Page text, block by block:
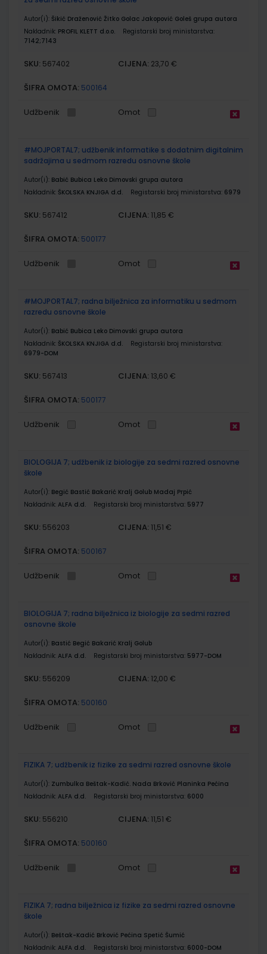
Autor(i): Šikić Draženović Žitko Golac Jakopović Goleš grupa autora
Nakladnik: PROFIL KLETT d.o.o.
Registarski broj ministarstva:
7142;7143
SKU: 567402 CIJENA: 23,70 €
ŠIFRA OMOTA: 500164
Udžbenik Omot
#MOJPORTAL7; udžbenik informatike s dodatnim digitalnim
sadržajima u sedmom razredu osnovne škole
Autor(i): Babić Bubica Leko Dimovski grupa autora
Nakladnik: ŠKOLSKA KNJIGA d.d. Registarski broj ministarstva: 6979
SKU: 567412 CIJENA: 11,85 €
ŠIFRA OMOTA: 500177
Udžbenik Omot
#MOJPORTAL7; radna bilježnica za informatiku u sedmom
razredu osnovne škole
Autor(i): Babić Bubica Leko Dimovski grupa autora
Nakladnik: ŠKOLSKA KNJIGA d.d.
Registarski broj ministarstva:
6979-DOM
SKU: 567413 CIJENA: 13,60 €
ŠIFRA OMOTA: 500177
Udžbenik Omot
BIOLOGIJA 7; udžbenik iz biologije za sedmi razred osnovne
škole
Autor(i): Begić Bastić Bakarić Kralj Golub Madaj Prpić
Nakladnik: ALFA d.d. Registarski broj ministarstva: 5977
SKU: 556203 CIJENA: 11,51 €
ŠIFRA OMOTA: 500167
Udžbenik Omot
BIOLOGIJA 7; radna bilježnica iz biologije za sedmi razred
osnovne škole
Autor(i): Bastić Begić Bakarić Kralj Golub
Nakladnik: ALFA d.d. Registarski broj ministarstva: 5977-DOM
SKU: 556209 CIJENA: 12,00 €
ŠIFRA OMOTA: 500160
Udžbenik Omot
FIZIKA 7; udžbenik iz fizike za sedmi razred osnovne škole
Autor(i): Zumbulka Beštak-Kadić. Nada Brković Planinka Pećina
Nakladnik: ALFA d.d. Registarski broj ministarstva: 6000
SKU: 556210 CIJENA: 11,51 €
ŠIFRA OMOTA: 500160
Udžbenik Omot
FIZIKA 7; radna bilježnica iz fizike za sedmi razred osnovne
škole
Autor(i): Beštak-Kadić Brković Pećina Spetić Šumić
Nakladnik: ALFA d.d. Registarski broj ministarstva: 6000-DOM